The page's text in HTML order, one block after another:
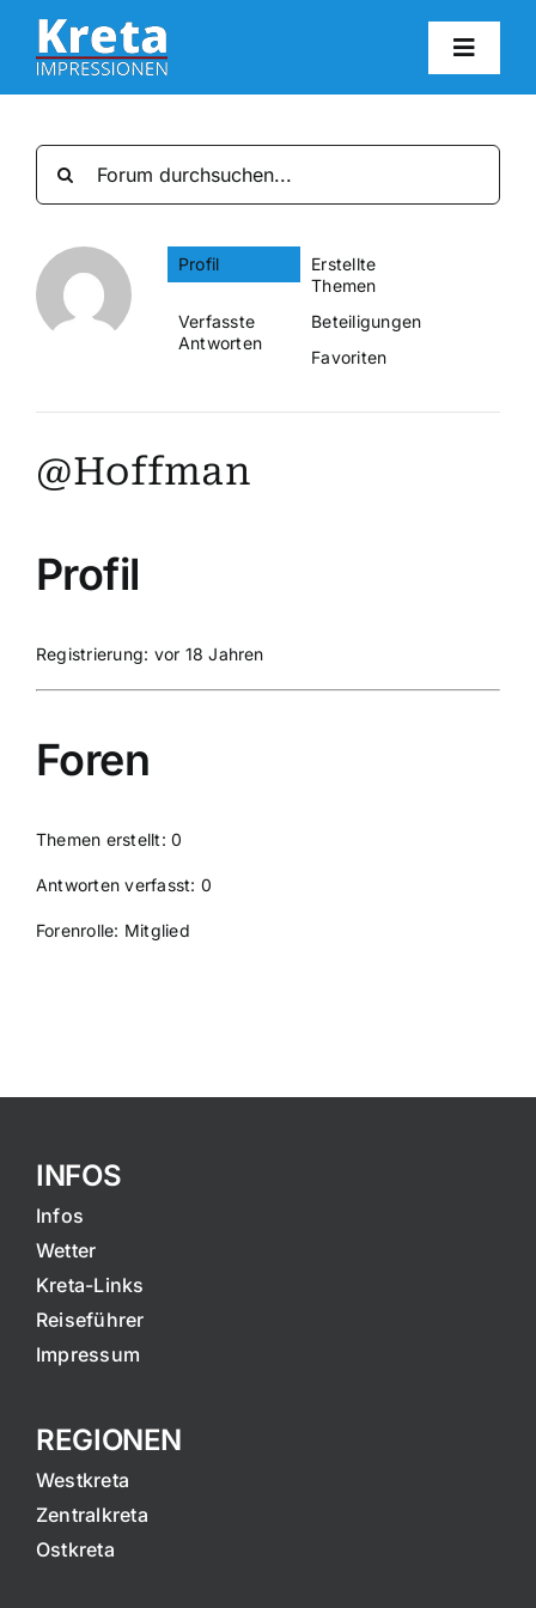
Zum
Inhalt
springen
Profil
Erstellte
Themen
Verfasste
Antworten
Beteiligungen
Favoriten
@Hoffman
Profil
Registrierung: vor 18 Jahren
Foren
Themen erstellt: 0
Antworten verfasst: 0
Forenrolle: Mitglied
INFOS
Infos
Wetter
Kreta-Links
Reiseführer
Impressum
REGIONEN
Westkreta
Zentralkreta
Ostkreta